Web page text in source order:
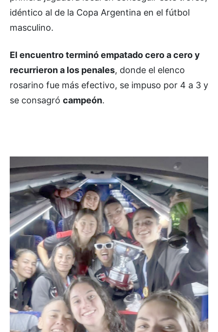
idéntico al de la Copa Argentina en el fútbol
masculino.
El encuentro terminó empatado cero a cero y
recurrieron a los penales, donde el elenco
rosarino fue más efectivo, se impuso por 4 a 3 y
se consagró campeón.